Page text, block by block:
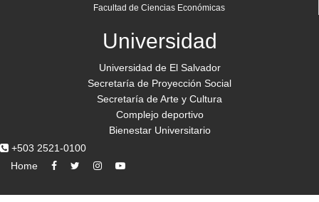
Facultad de Ciencias Económicas
Universidad
Universidad de El Salvador
Secretaría de Proyección Social
Secretaría de Arte y Cultura
Complejo deportivo
Bienestar Universitario
+503 2521-0100
Home